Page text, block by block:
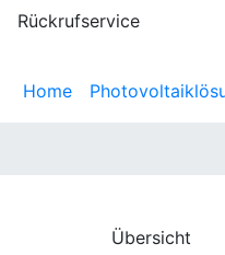
Rückrufservice
Home
Übersicht